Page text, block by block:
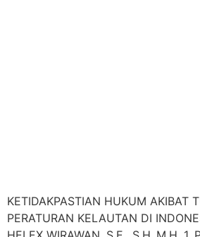
KETIDAKPASTIAN HUKUM AKIBAT
PERATURAN KELAUTAN DI